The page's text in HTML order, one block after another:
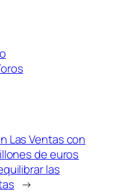
Las Ventas con
de euros
las
→